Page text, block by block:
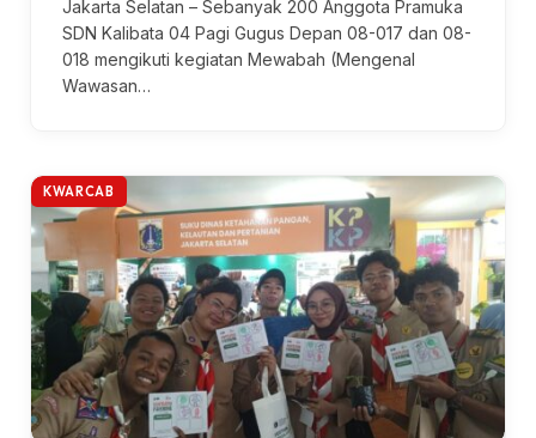
Jakarta Selatan – Sebanyak 200 Anggota Pramuka
SDN Kalibata 04 Pagi Gugus Depan 08-017 dan 08-
018 mengikuti kegiatan Mewabah (Mengenal
Wawasan…
KWARCAB